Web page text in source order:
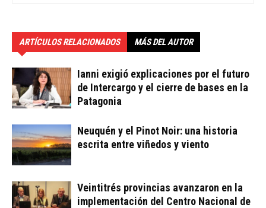
ARTÍCULOS RELACIONADOS MÁS DEL AUTOR
Ianni exigió explicaciones por el futuro
de Intercargo y el cierre de bases en la
Patagonia
Neuquén y el Pinot Noir: una historia
escrita entre viñedos y viento
Veintitrés provincias avanzaron en la
implementación del Centro Nacional de